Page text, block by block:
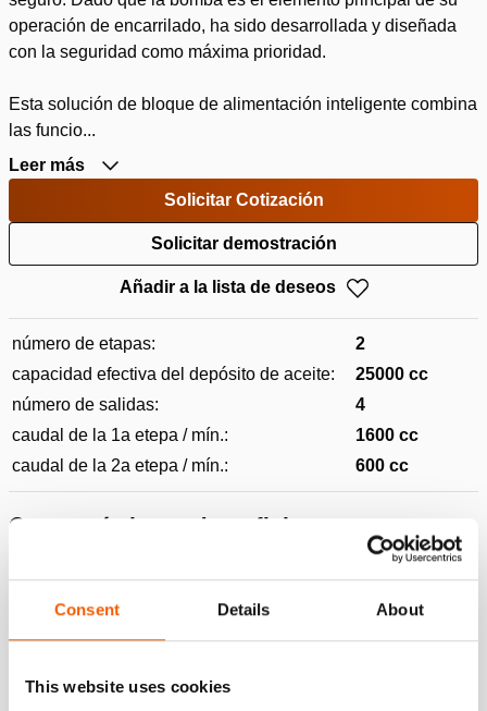
Consent Details About
This website uses cookies
operación de encarrilado, ha sido desarrollada y diseñada
con la seguridad como máxima prioridad.
Esta solución de bloque de alimentación inteligente combina
las funcio...
Leer más
Solicitar Cotización
Solicitar demostración
Añadir a la lista de deseos
número de etapas:
2
capacidad efectiva del depósito de aceite:
25000 cc
número de salidas:
4
caudal de la 1a etepa / mín.:
1600 cc
caudal de la 2a etepa / mín.:
600 cc
Características y beneficios
Combinación de una unidad de bombeo y una mesa de
Mostrar todo